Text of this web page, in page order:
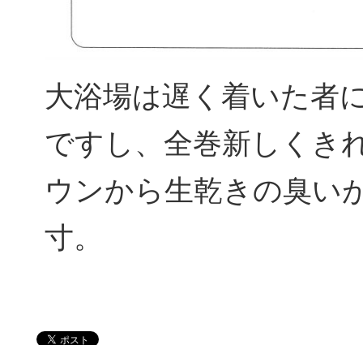
大浴場は遅く着いた者
ですし、全巻新しくき
ウンから生乾きの臭い
寸。